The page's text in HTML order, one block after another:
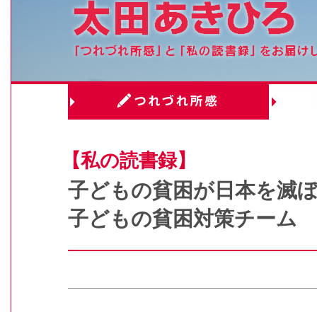
【私の読書録】
子どもの貧困が日本を
子どもの貧困対策チー